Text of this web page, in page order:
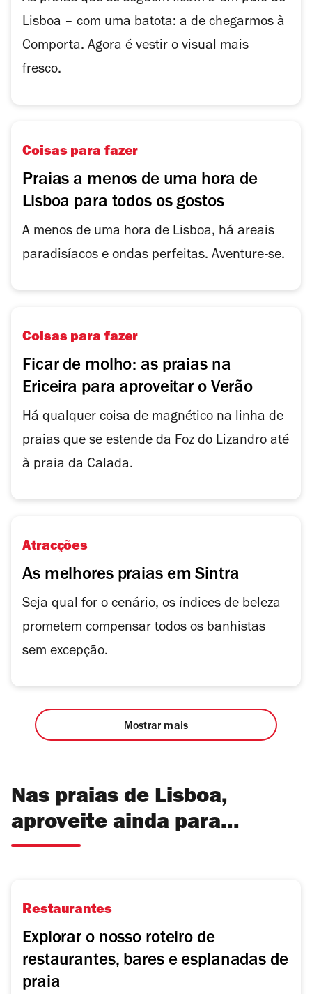
Lisboa – com uma batota: a de chegarmos à
Comporta. Agora é vestir o visual mais
fresco.
Coisas para fazer
Praias a menos de uma hora de
Lisboa para todos os gostos
A menos de uma hora de Lisboa, há areais
paradisíacos e ondas perfeitas. Aventure-se.
Coisas para fazer
Ficar de molho: as praias na
Ericeira para aproveitar o Verão
Há qualquer coisa de magnético na linha de
praias que se estende da Foz do Lizandro até
à praia da Calada.
Atracções
As melhores praias em Sintra
Seja qual for o cenário, os índices de beleza
prometem compensar todos os banhistas
sem excepção.
Mostrar mais
Nas praias de Lisboa,
aproveite ainda para...
Restaurantes
Explorar o nosso roteiro de
restaurantes, bares e esplanadas de
praia